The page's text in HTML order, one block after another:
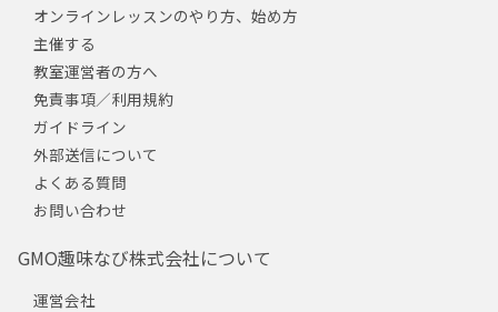
オンラインレッスンのやり方、始め方
主催する
教室運営者の方へ
免責事項／利用規約
ガイドライン
外部送信について
よくある質問
お問い合わせ
GMO趣味なび株式会社について
運営会社